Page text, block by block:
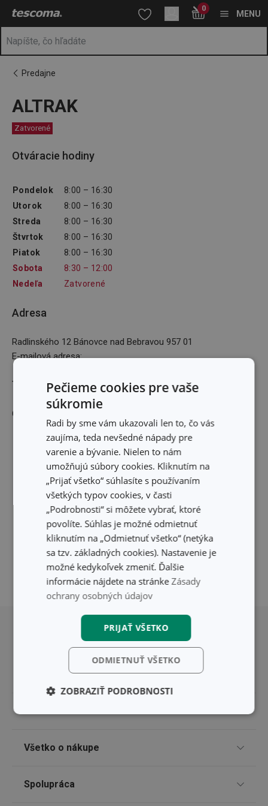
Prejsť na hlavný obsah
Prejsť na vyhľadávanie
Prejsť na navigáciu 0
MENU
Predajne
ALTRAK
Zatvorené
Otváracie hodiny
Pondelok
8:00 – 16:30
Utorok
8:00 – 16:30
Streda
8:00 – 16:30
Štvrtok
8:00 – 16:30
Piatok
8:00 – 16:30
Sobota
8:30 – 12:00
Nedeľa
Zatvorené
Adresa
Radlinského 12 Bánovce nad Bebravou 957 01
E-mailová adresa:
Telefón : 0915 764 520
GPS: 48,7219968223N 18,2546097961E
Zákaznícky servis TESCOMA
Všetko o nákupe
Spolupráca
Pečieme cookies pre vaše
súkromie
Radi by sme vám ukazovali len to, čo vás
zaujíma, teda nevšedné nápady pre
varenie a bývanie. Nielen to nám
umožňujú súbory cookies. Kliknutím na
„Prijať všetko“ súhlasíte s používaním
všetkých typov cookies, v časti
„Podrobnosti“ si môžete vybrať, ktoré
povolíte. Súhlas je možné odmietnuť
kliknutím na „Odmietnuť všetko“ (netýka
sa tzv. základných cookies). Nastavenie je
možné kedykoľvek zmeniť. Ďalšie
informácie nájdete na stránkeZásady
ochrany osobných údajov
PRIJAŤ VŠETKO
ODMIETNUŤ VŠETKO
ZOBRAZIŤ PODROBNOSTI
Základné
Analytické a
Marketingové